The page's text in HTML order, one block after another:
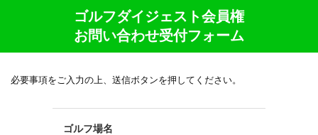
ゴルフダイジェスト会員権
お問い合わせ受付フォーム
必要事項をご入力の上、送信ボタンを押してください。
ゴルフ場名